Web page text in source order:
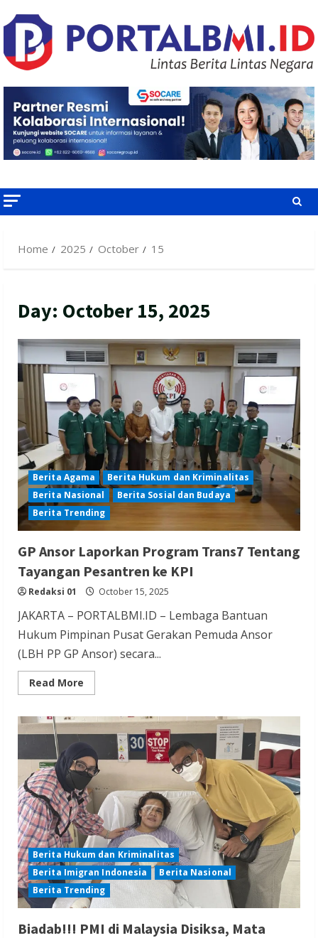
to
content
Home 2025 October 15
Day: October 15, 2025
Berita Agama
Berita Hukum dan Kriminalitas
Berita Nasional
Berita Sosial dan Budaya
Berita Trending
GP Ansor Laporkan Program Trans7 Tentang
Tayangan Pesantren ke KPI
Redaksi 01 October 15, 2025
JAKARTA – PORTALBMI.ID – Lembaga Bantuan
Hukum Pimpinan Pusat Gerakan Pemuda Ansor
(LBH PP GP Ansor) secara...
Read More
more
Ansor
Laporkan
Program
Trans7
Tentang
Tayangan
Pesantren
ke
KPI
Berita Hukum dan Kriminalitas
Berita Imigran Indonesia
Berita Nasional
Berita Trending
Biadab!!! PMI di Malaysia Disiksa, Mata